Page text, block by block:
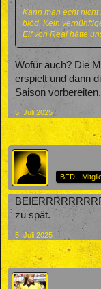
Kann man echt
blöd. Kein
Elf von Real hätte
Wofür auch? Die
erspielt und dann
Saison vorbereiten.
5. Juli 2025
BFD -
zu spät.
5. Juli 2025